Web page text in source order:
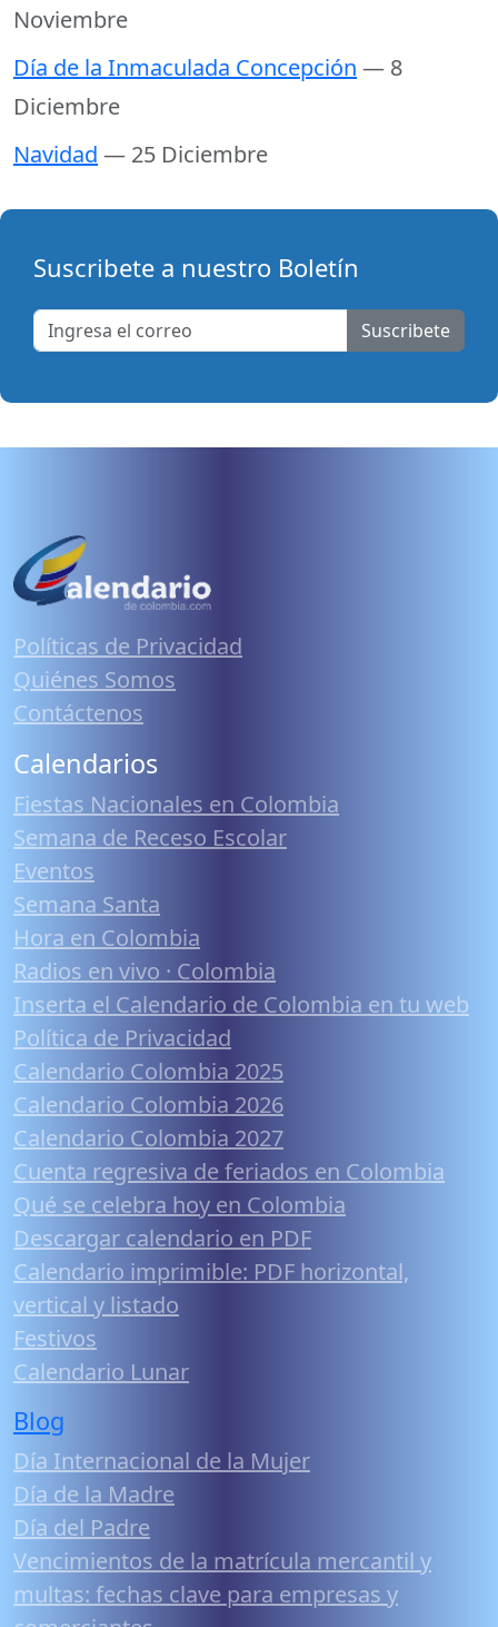
Noviembre
Día de la Inmaculada Concepción — 8
Diciembre
Navidad — 25 Diciembre
Suscribete a nuestro Boletín
Suscribete
Políticas de Privacidad
Quiénes Somos
Contáctenos
Calendarios
Fiestas Nacionales en Colombia
Semana de Receso Escolar
Eventos
Semana Santa
Hora en Colombia
Radios en vivo · Colombia
Inserta el Calendario de Colombia en tu web
Política de Privacidad
Calendario Colombia 2025
Calendario Colombia 2026
Calendario Colombia 2027
Cuenta regresiva de feriados en Colombia
Qué se celebra hoy en Colombia
Descargar calendario en PDF
Calendario imprimible: PDF horizontal,
vertical y listado
Festivos
Calendario Lunar
Blog
Día Internacional de la Mujer
Día de la Madre
Día del Padre
Vencimientos de la matrícula mercantil y
multas: fechas clave para empresas y